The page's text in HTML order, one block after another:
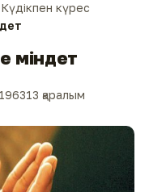
Күдікпен күрес
міндет
6313 қаралым